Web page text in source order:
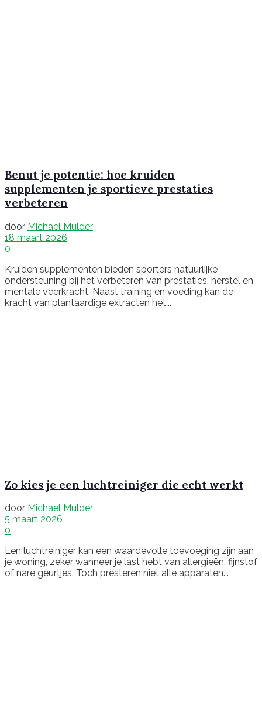
Benut je potentie: hoe kruiden
supplementen je sportieve prestaties
verbeteren
door Michael Mulder
18 maart 2026
0
Kruiden supplementen bieden sporters natuurlijke
ondersteuning bij het verbeteren van prestaties, herstel en
mentale veerkracht. Naast training en voeding kan de
kracht van plantaardige extracten het...
Zo kies je een luchtreiniger die echt werkt
door Michael Mulder
5 maart 2026
0
Een luchtreiniger kan een waardevolle toevoeging zijn aan
je woning, zeker wanneer je last hebt van allergieën, fijnstof
of nare geurtjes. Toch presteren niet alle apparaten...